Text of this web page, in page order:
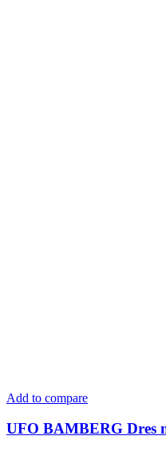
Add to compare
UFO BAMBERG Dres